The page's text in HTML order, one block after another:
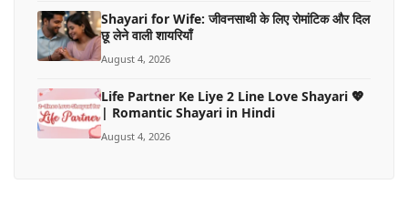
Shayari for Wife: जीवनसाथी के लिए रोमांटिक और दिल
छू लेने वाली शायरियाँ
August 4, 2026
Life Partner Ke Liye 2 Line Love Shayari 💖
| Romantic Shayari in Hindi
August 4, 2026